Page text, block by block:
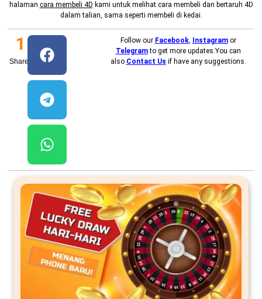
halaman cara membeli 4D kami untuk melihat cara membeli dan bertaruh 4D
dalam talian, sama seperti membeli di kedai.
Shares
1 Follow our Facebook, Instagram or
Telegramto get more updates.You can
also Contact Us if have any suggestions.